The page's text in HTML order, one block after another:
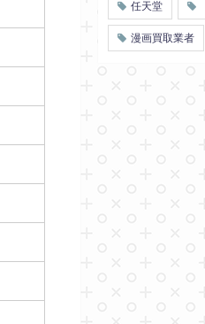
任天堂
漫画買取業者